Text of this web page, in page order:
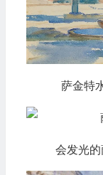
萨金特
会发光